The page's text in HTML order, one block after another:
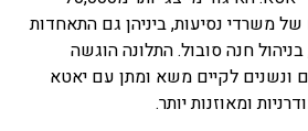
של משרדי נסיעות, ביניהן גם התאחדות
חנה סובול. התלונה הוגשה
ונשנים לקיים משא ומתן עם יאטא
ומאוזנות יותר.